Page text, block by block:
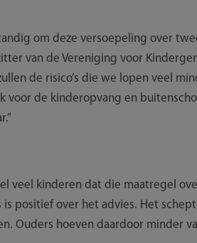
om deze versoepeling over
van de Vereniging voor
de risico’s die we lopen veel
voor de kinderopvang en
veel kinderen dat die maatregel
is positief over het advies. Het
Ouders hoeven daardoor minder